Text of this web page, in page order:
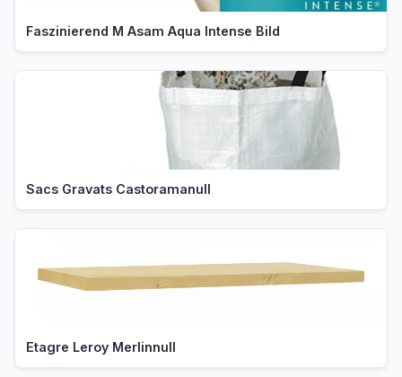
Faszinierend M Asam Aqua Intense Bild
Sacs Gravats Castoramanull
Etagre Leroy Merlinnull